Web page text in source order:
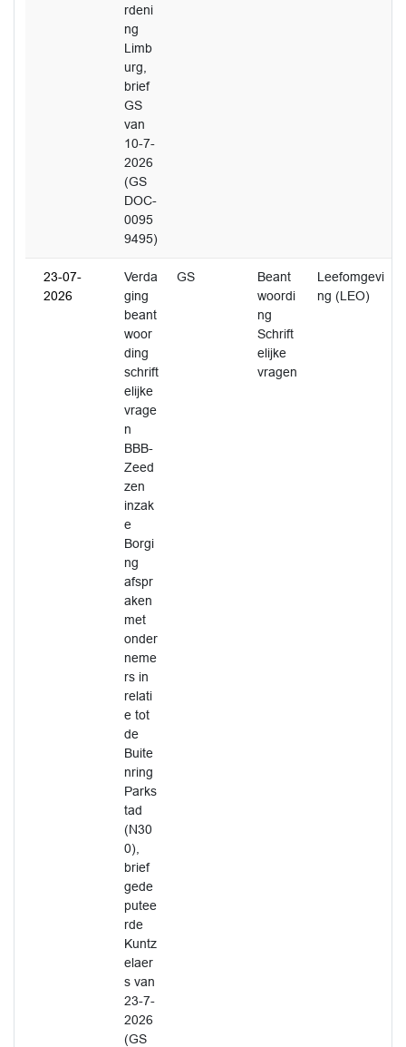
rdeni
ng
Limb
urg,
brief
GS
van
10-7-
2026
(GS
DOC-
0095
9495)
23-07-
2026
Verda
ging
beant
woor
ding
schrift
elijke
vrage
n
BBB-
Zeed
zen
inzak
e
Borgi
ng
afspr
aken
met
onder
neme
rs in
relati
e tot
de
Buite
nring
Parks
tad
(N30
0),
brief
gede
putee
rde
Kuntz
elaer
s van
23-7-
2026
(GS
GS
Beant
woordi
ng
Schrift
elijke
vragen
Leefomgevi
ng (LEO)